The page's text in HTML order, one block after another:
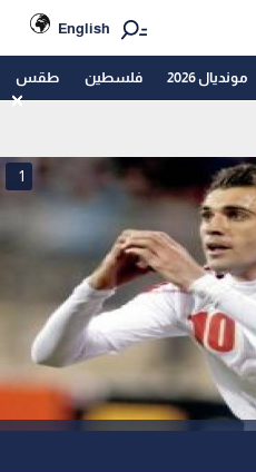
English
مونديال 2026 فلسطين طقس
1